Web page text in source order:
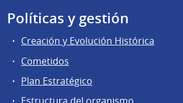
Políticas y gestión
Creación y Evolución Histórica
Cometidos
Plan Estratégico